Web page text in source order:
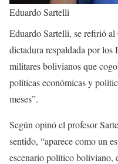
Eduardo Sartelli
Eduardo Sartelli, se refirió
dictadura respaldada por los
militares bolivianos que
políticas económicas y
meses”.
Según opinó el profesor
sentido, “aparece como un
escenario político boliviano,